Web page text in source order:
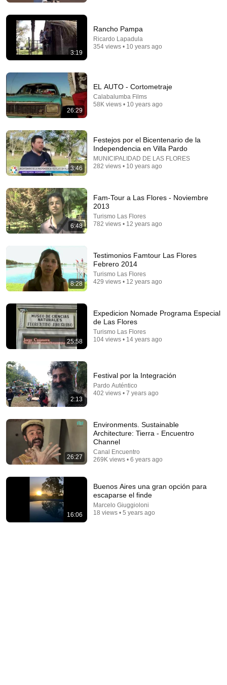
I Skied Down Mount Everest (world first, no oxygen)
Red Bull 43M views
The world's greatest song that simply shouldn't exist
David Hartley • 5.5M views
Migrants
Nick Shirley and Mansilla
New 1.4M views
3:19
Rancho Pampa
Ricardo Lapadula
354 views • 10 years ago
26:29
EL AUTO - Cortometraje
Calabalumba Films
58K views • 10 years ago
3:46
Festejos por el Bicentenario de la
Independencia en Villa Pardo
MUNICIPALIDAD DE LAS FLORES
282 views • 10 years ago
6:48
Fam-Tour a Las Flores - Noviembre
2013
Turismo Las Flores
782 views • 12 years ago
8:28
Testimonios Famtour Las Flores
Febrero 2014
Turismo Las Flores
429 views • 12 years ago
25:58
Expedicion Nomade Programa Especial
de Las Flores
Turismo Las Flores
104 views • 14 years ago
2:13
Festival por la Integración
Pardo Auténtico
402 views • 7 years ago
26:27
Environments. Sustainable
Architecture: Tierra - Encuentro
Channel
Canal Encuentro
269K views • 6 years ago
16:06
Buenos Aires una gran opción para
escaparse el finde
Marcelo Giuggioloni
18 views • 5 years ago